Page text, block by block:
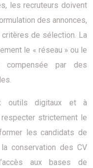
les recruteurs doivent
des annonces,
de sélection. La
le « réseau » ou le
par des
outils digitaux et à
strictement le
les candidats de
conservation des CV
aux bases de